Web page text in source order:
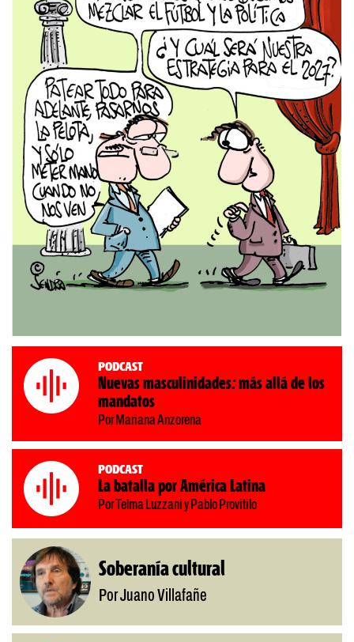
Podcast
Nuevas masculinidades: más allá de los
mandatos
Por Mariana Anzorena
Podcast
La batalla por América Latina
Por Telma Luzzani y Pablo Provitilo
Soberanía cultural
Por Juano Villafañe